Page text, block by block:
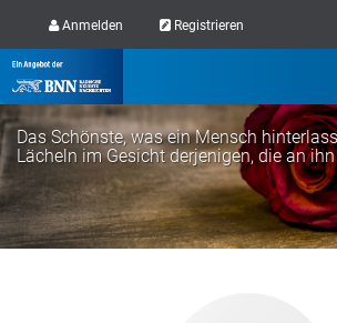
Anmelden Registrieren
Das Schönste, was ein Mensch
Lächeln im Gesicht derjenigen, die an